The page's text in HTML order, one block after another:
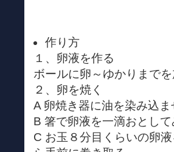
作り方
１、卵液を作る
ボールに卵～ゆかりまで
２、卵を焼く
A 卵焼き器に油を染み込
B 箸で卵液を一滴おとし
C お玉８分目くらいの卵